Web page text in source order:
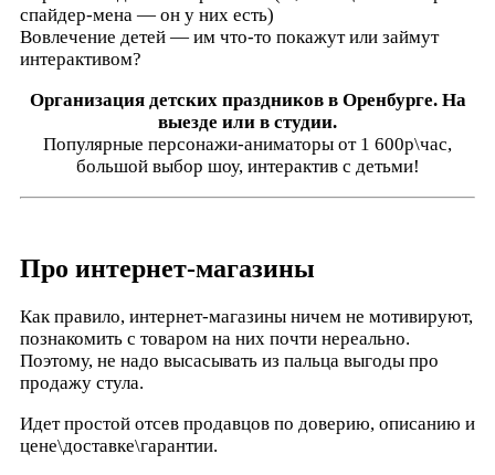
спайдер-мена — он у них есть)
Вовлечение детей — им что-то покажут или займут
интерактивом?
Организация детских праздников в Оренбурге. На
выезде или в студии.
Популярные персонажи-аниматоры от 1 600р\час,
большой выбор шоу, интерактив с детьми!
Про интернет-магазины
Как правило, интернет-магазины ничем не мотивируют,
познакомить с товаром на них почти нереально.
Поэтому, не надо высасывать из пальца выгоды про
продажу стула.
Идет простой отсев продавцов по доверию, описанию и
цене\доставке\гарантии.